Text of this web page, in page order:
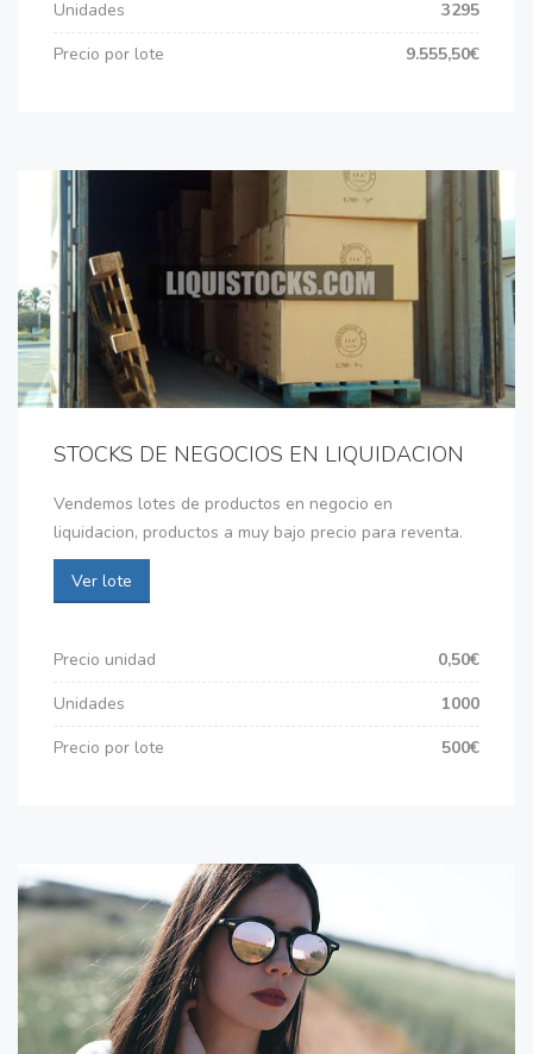
Unidades
3295
Precio por lote
9.555,50€
STOCKS DE NEGOCIOS EN LIQUIDACION
Vendemos lotes de productos en negocio en
liquidacion, productos a muy bajo precio para reventa.
Ver lote
Precio unidad
0,50€
Unidades
1000
Precio por lote
500€